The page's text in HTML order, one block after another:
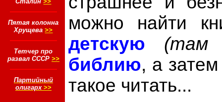
Пятая колонна
Хрущева>>
Тетчер про
развал СССР >>
Партийный
олигарх >>
можно найти
детскую
(там
библию, а
такое читать...